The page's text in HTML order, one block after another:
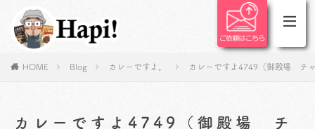
HOME Blog カレーですよ。 カレーですよ4749（御殿場 チ
カレーですよ4749（御殿場 チ